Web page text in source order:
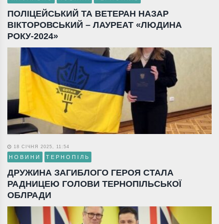
ПОЛІЦЕЙСЬКИЙ ТА ВЕТЕРАН НАЗАР
ВІКТОРОВСЬКИЙ – ЛАУРЕАТ «ЛЮДИНА
РОКУ-2024»
18 СІЧНЯ 2025, 11:54
НОВИНИ ТЕРНОПІЛЬ
ДРУЖИНА ЗАГИБЛОГО ГЕРОЯ СТАЛА
РАДНИЦЕЮ ГОЛОВИ ТЕРНОПІЛЬСЬКОЇ
ОБЛРАДИ